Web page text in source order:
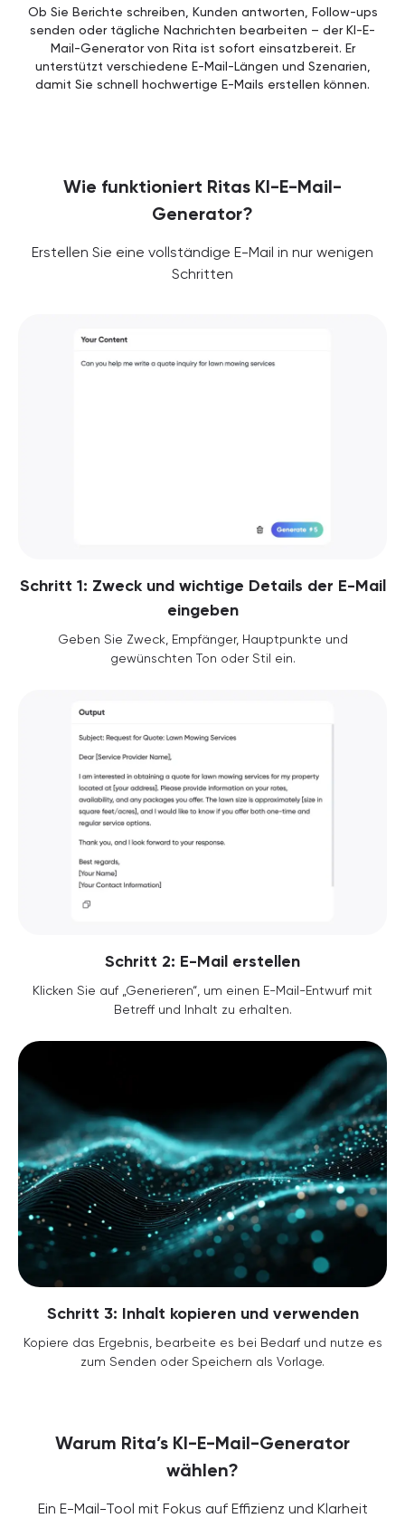
Ob Sie Berichte schreiben, Kunden antworten, Follow-ups
senden oder tägliche Nachrichten bearbeiten – der KI-E-
Mail-Generator von Rita ist sofort einsatzbereit. Er
unterstützt verschiedene E-Mail-Längen und Szenarien,
damit Sie schnell hochwertige E-Mails erstellen können.
Wie funktioniert Ritas KI-E-Mail-
Generator?
Erstellen Sie eine vollständige E-Mail in nur wenigen
Schritten
Schritt 1: Zweck und wichtige Details der E-Mail
eingeben
Geben Sie Zweck, Empfänger, Hauptpunkte und
gewünschten Ton oder Stil ein.
Schritt 2: E-Mail erstellen
Klicken Sie auf „Generieren“, um einen E-Mail-Entwurf mit
Betreff und Inhalt zu erhalten.
Schritt 3: Inhalt kopieren und verwenden
Kopiere das Ergebnis, bearbeite es bei Bedarf und nutze es
zum Senden oder Speichern als Vorlage.
Warum Rita’s KI-E-Mail-Generator
wählen?
Ein E-Mail-Tool mit Fokus auf Effizienz und Klarheit